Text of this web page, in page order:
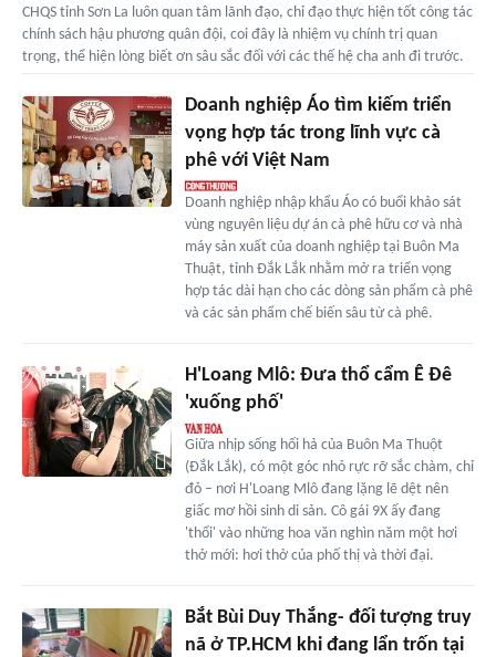
CHQS tỉnh Sơn La luôn quan tâm lãnh đạo, chỉ đạo thực hiện tốt công tác
chính sách hậu phương quân đội, coi đây là nhiệm vụ chính trị quan
trọng, thể hiện lòng biết ơn sâu sắc đối với các thế hệ cha anh đi trước.
Doanh nghiệp Áo tìm kiếm triển
vọng hợp tác trong lĩnh vực cà
phê với Việt Nam
Doanh nghiệp nhập khẩu Áo có buổi khảo sát
vùng nguyên liệu dự án cà phê hữu cơ và nhà
máy sản xuất của doanh nghiệp tại Buôn Ma
Thuật, tỉnh Đắk Lắk nhằm mở ra triển vọng
hợp tác dài hạn cho các dòng sản phẩm cà phê
và các sản phẩm chế biến sâu từ cà phê.
H'Loang Mlô: Đưa thổ cẩm Ê Đê
'xuống phố'
Giữa nhịp sống hối hả của Buôn Ma Thuột
(Đắk Lắk), có một góc nhỏ rực rỡ sắc chàm, chỉ
đỏ – nơi H'Loang Mlô đang lặng lẽ dệt nên
giấc mơ hồi sinh di sản. Cô gái 9X ấy đang
'thổi' vào những hoa văn nghìn năm một hơi
thở mới: hơi thở của phố thị và thời đại.
Bắt Bùi Duy Thắng- đối tượng truy
nã ở TP.HCM khi đang lẩn trốn tại